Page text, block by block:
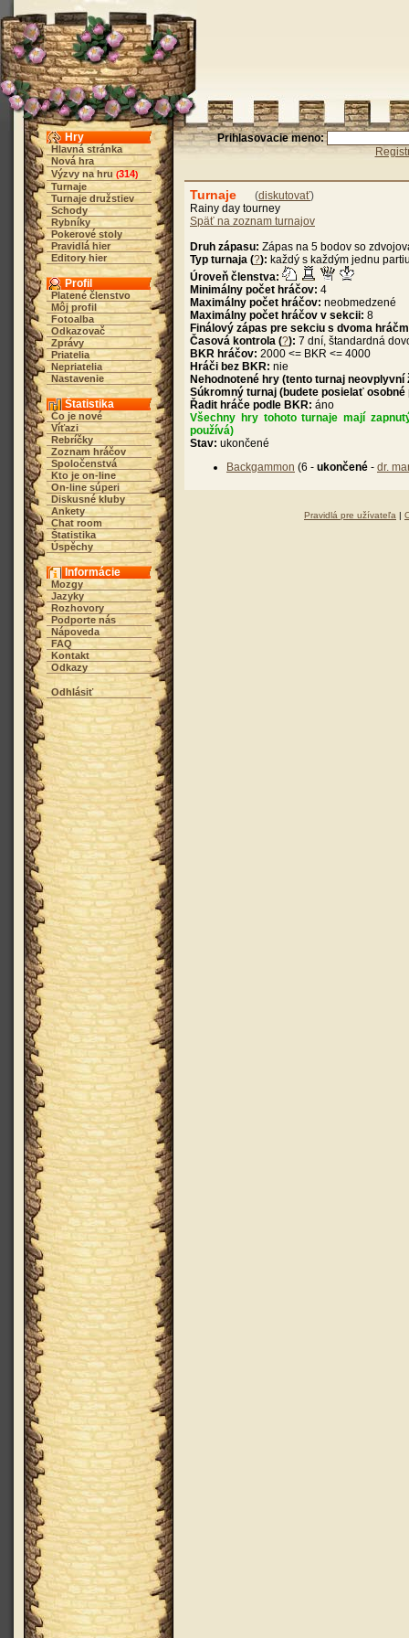
Hry
Hlavná stránka
Nová hra
Výzvy na hru (314)
Turnaje
Turnaje družstiev
Schody
Rybníky
Pokerové stoly
Pravidlá hier
Editory hier
Profil
Platené členstvo
Môj profil
Fotoalba
Odkazovač
Zprávy
Priatelia
Nepriatelia
Nastavenie
Štatistika
Čo je nové
Víťazi
Rebríčky
Zoznam hráčov
Spoločenstvá
Kto je on-line
On-line súperi
Diskusné kluby
Ankety
Chat room
Štatistika
Úspěchy
Informácie
Mozgy
Jazyky
Rozhovory
Podporte nás
Nápoveda
FAQ
Kontakt
Odkazy
Odhlásiť
Prihlasovacie meno:
Turnaje (diskutovať)
Rainy day tourney
Späť na zoznam turnajov
Druh zápasu: Zápas na 5 bodov so
Typ turnaja (?): každý s každým jednu
Úroveň členstva:
Minimálny počet hráčov: 4
Maximálny počet hráčov: neobmedzené
Maximálny počet hráčov v sekcii: 8
Finálový zápas pre sekciu s dvoma
Časová kontrola (?): 7 dní, štandardná
BKR hráčov: 2000 <= BKR <= 4000
Hráči bez BKR: nie
Nehodnotené hry (tento turnaj neovplyvní
Súkromný turnaj (budete posielať osobné
Řadit hráče podle BKR: áno
Všechny hry tohoto turnaje mají
používá)
Stav: ukončené
Backgammon (6 - ukončené - dr.
Pravidlá pre užívateľa |